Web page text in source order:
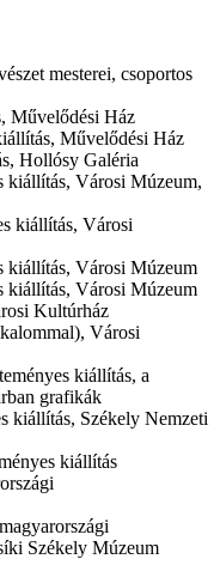
mesterei, csoportos
Művelődési Ház
Művelődési Ház
Hollósy Galéria
kiállítás, Városi Múzeum,
kiállítás, Városi
kiállítás, Városi Múzeum
kiállítás, Városi Múzeum
Kultúrház
Városi
kiállítás, a
grafikák
kiállítás, Székely Nemzeti
kiállítás
Székely Múzeum